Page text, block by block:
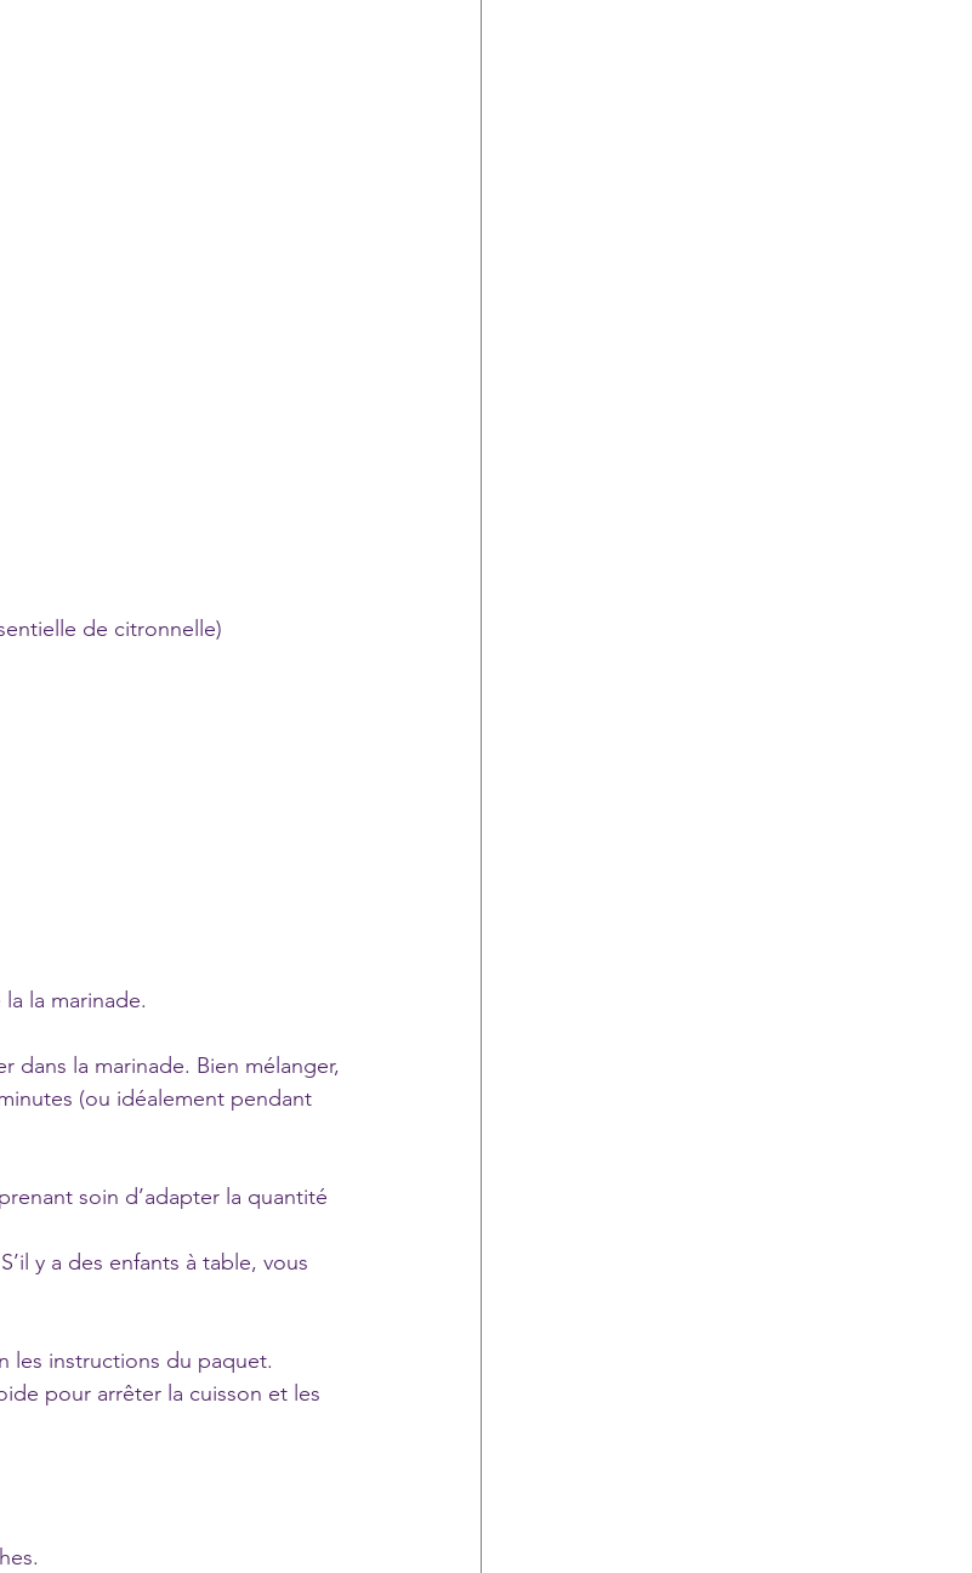
de citronnelle)
la marinade.
la marinade. Bien mélanger,
(ou idéalement pendant
soin d’adapter la quantité
y a des enfants à table, vous
les instructions du paquet.
pour arrêter la cuisson et les